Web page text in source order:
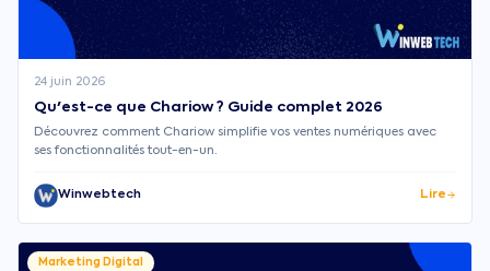
24 juin 2026
Qu'est-ce que Chariow ? Guide complet 2026
Découvrez comment Chariow simplifie vos ventes numériques avec
ses fonctionnalités tout-en-un.
Winwebtech Lire
Marketing Digital